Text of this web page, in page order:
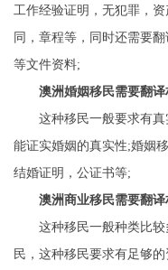
工作经验证明，无犯罪，
同，章程等，同时还需要
等文件资料;
澳洲婚姻移民需要翻译
这种移民一般要求有真
能证实婚姻的真实性;婚姻
结婚证明，公证书等;
澳洲商业移民需要翻译
这种移民一般种类比较
民，这种移民要求有足够